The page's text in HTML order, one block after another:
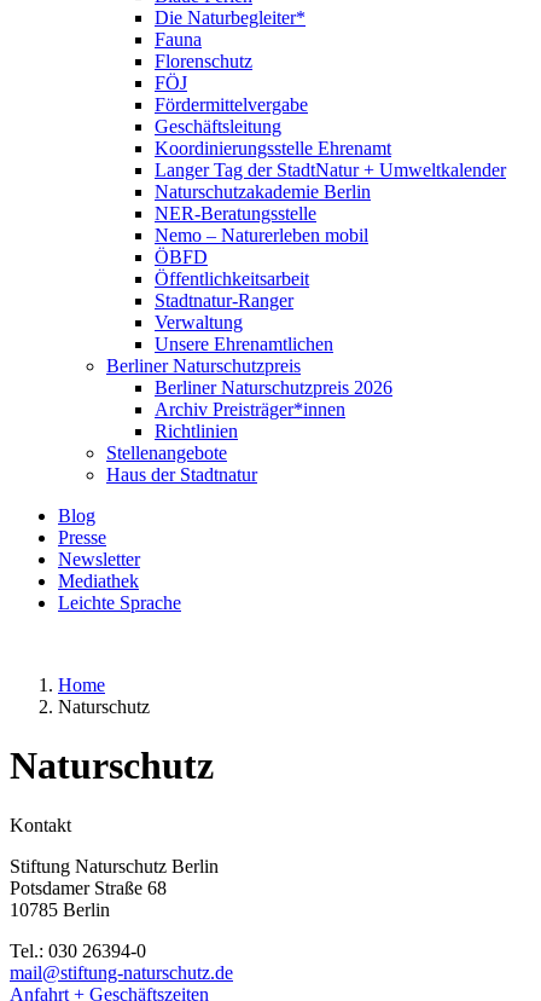
Die Naturbegleiter*
Fauna
Florenschutz
FÖJ
Fördermittelvergabe
Geschäftsleitung
Koordinierungsstelle Ehrenamt
Langer Tag der StadtNatur + Umweltkalender
Naturschutzakademie Berlin
NER-Beratungsstelle
Nemo – Naturerleben mobil
ÖBFD
Öffentlichkeitsarbeit
Stadtnatur-Ranger
Verwaltung
Unsere Ehrenamtlichen
Berliner Naturschutzpreis
Berliner Naturschutzpreis 2026
Archiv Preisträger*innen
Richtlinien
Stellenangebote
Haus der Stadtnatur
Blog
Presse
Newsletter
Mediathek
Leichte Sprache
Home
Naturschutz
Naturschutz
Kontakt
Stiftung Naturschutz Berlin
Potsdamer Straße 68
10785 Berlin
Tel.: 030 26394-0
mail@stiftung-naturschutz.de
Anfahrt + Geschäftszeiten